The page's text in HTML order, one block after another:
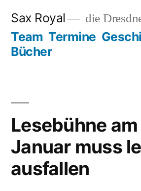
springen
Sax Royal die
Team Termine
Bücher
Lesebühne am
Januar muss
ausfallen